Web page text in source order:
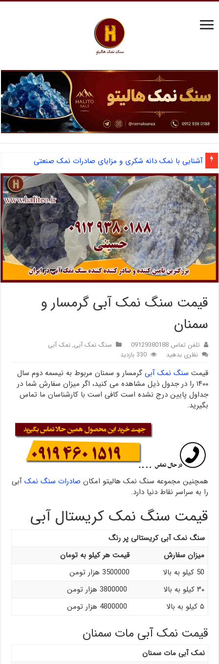
آشنایی با نمک دانه شکری و مزایای صادرات نمک صنعتی
قیمت سنگ نمک آبی گرمسار و
سمنان
تلفن تماس 09129380188 سنگ نمک آبی,نمک آبی
نظری بدهید
330 بازدید
قیمت سنگ نمک آبی گرمسار و سمنان مربوط به نیسمه دوم سال
۱۴۰۰ را در جدول ذیل مشاهده می کنید، اگر میزان سفارش شما در
جداول پایین درج نشده است کافی است با کارشناسان ما تماس
بگیرید.
همچنین مجموعه سنگ نمک هالیتو امکان صادرات سنگ نمک آبی
را به سراسر نقاط دنیا دارد.
قیمت سنگ نمک کریستال آبی
سنگ نمک آبی کریستالی پر رنگ
میزان سفارش
قیمت هر کیلو به تومان
50 کیلو به بالا
3500000 هزار تومن
۳۰ کیلو به بالا
۵ کیلو به بالا
قیمت نمک آبی مات سمنان
نمک آبی مات سمنان